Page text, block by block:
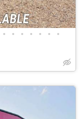
• • • • • • •